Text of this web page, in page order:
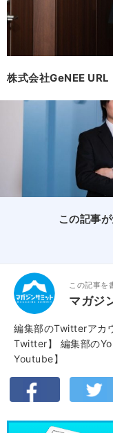
株式会社GeNEE URL
この記事
この記事を
マガジ
編集部のTwitterアカ
Twitter】
編集部の
Youtube】